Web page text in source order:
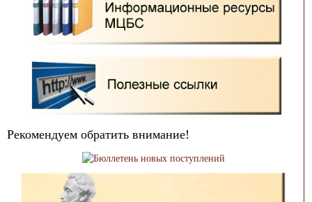
Рекомендуем обратить внимание!